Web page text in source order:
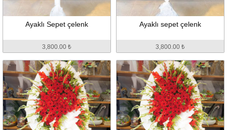
Ayaklı Sepet çelenk
3,800.00 ₺
Ayaklı sepet çelenk
3,800.00 ₺